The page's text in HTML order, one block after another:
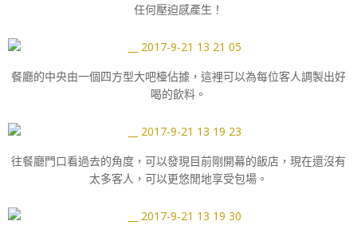
任何壓迫感產生！
餐廳的中央由一個四方型大吧檯佔據，這裡可以為每位客人調製出好
喝的飲料。
往餐廳門口看過去的角度，可以發現目前剛開幕的飯店，現在還沒有
太多客人，可以更悠閒地享受包場。